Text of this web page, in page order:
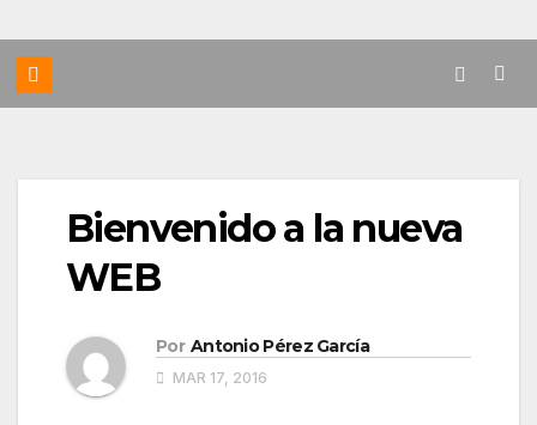
Bienvenido a la nueva
WEB
Por Antonio Pérez García
MAR 17, 2016